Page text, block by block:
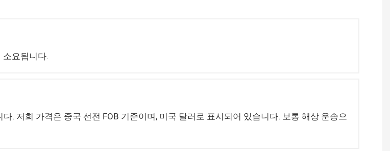
요됩니다.
. 저희 가격은 중국 선전 FOB 기준이며, 미국 달러로 표시되어 있습니다. 보통 해상 운송으